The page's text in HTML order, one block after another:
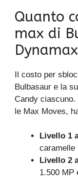
Quanto
max di
Il costo per
Bulbasaur e la
Candy
le Max Moves,
Livello 1
caramelle
Livello 2
1.500 MP